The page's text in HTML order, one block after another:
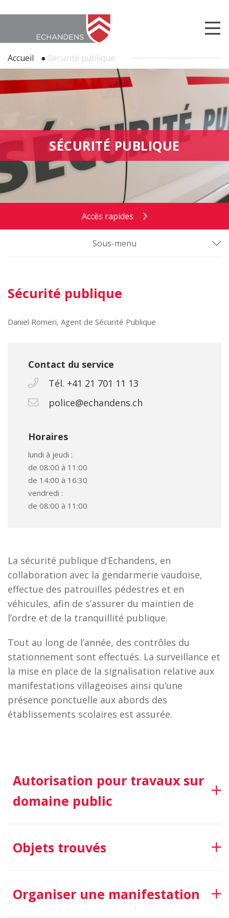
Accueil ● Sécurité publique
SÉCURITÉ PUBLIQUE
Accès rapides
Sous-menu
Sécurité publique
Daniel Romeri, Agent de Sécurité Publique
Contact du service
Tél. +41 21 701 11 13
police@echandens.ch
Horaires
lundi à jeudi :
de 08:00 à 11:00
de 14:00 à 16:30
vendredi :
de 08:00 à 11:00
La sécurité publique d’Echandens, en
collaboration avec la gendarmerie vaudoise,
effectue des patrouilles pédestres et en
véhicules, afin de s’assurer du maintien de
l’ordre et de la tranquillité publique.
Tout au long de l’année, des contrôles du
stationnement sont effectués. La surveillance et
la mise en place de la signalisation relative aux
manifestations villageoises ainsi qu’une
présence ponctuelle aux abords des
établissements scolaires est assurée.
Autorisation pour travaux sur
domaine public
Objets trouvés
Organiser une manifestation